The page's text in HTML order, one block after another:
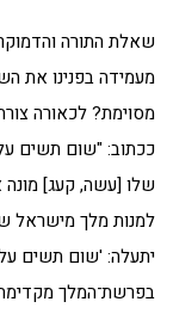
שאלת התורה
מעמידה בפנינו את
מסוימת? לכאורה
ככתוב: "שום תשים
שלו [עשה, קעג] מונה
למנות מלך מישראל
יתעלה: 'שום תשים
בפרשת־המלך